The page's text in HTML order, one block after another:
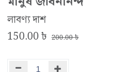
লাবণ্য দাশ
150.00৳ 200.00৳